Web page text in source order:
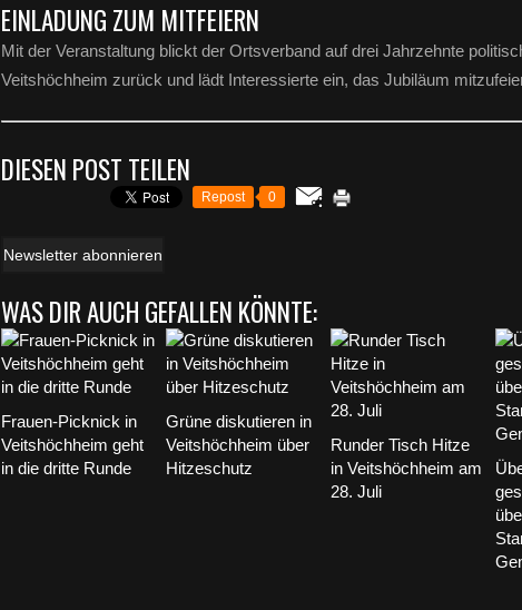
EINLADUNG ZUM MITFEIERN
Mit der Veranstaltung blickt der Ortsverband auf drei Jahrzehnte
Veitshöchheim zurück und lädt Interessierte ein, das Jubiläum
DIESEN POST TEILEN
Repost 0
Newsletter abonnieren
WAS DIR AUCH GEFALLEN KÖNNTE:
Frauen-Picknick in
Veitshöchheim geht
in die dritte Runde
Grüne diskutieren in
Veitshöchheim über
Hitzeschutz
Runder Tisch Hitze
in Veitshöchheim am
28. Juli